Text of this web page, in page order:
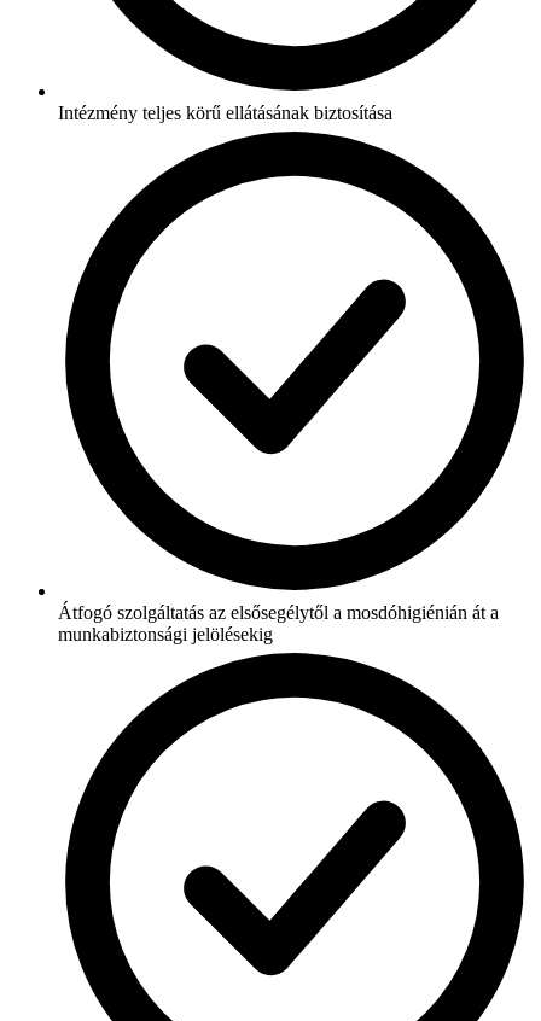
Intézmény teljes körű ellátásának biztosítása
Átfogó szolgáltatás az elsősegélytől a mosdóhigiénián át a
munkabiztonsági jelölésekig